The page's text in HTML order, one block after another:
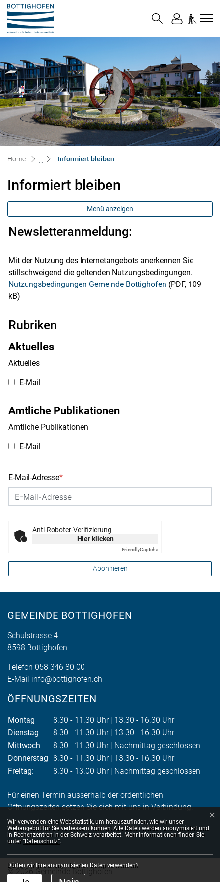
Bottighofen
Home Informiert bleiben
Informiert bleiben
Menü anzeigen
Newsletteranmeldung:
Mit der Nutzung des Internetangebots anerkennen Sie
stillschweigend die geltenden Nutzungsbedingungen.
Nutzungsbedingungen Gemeinde Bottighofen (PDF, 109
kB)
Rubriken
Aktuelles
Aktuelles
E-Mail
Amtliche Publikationen
Amtliche Publikationen
E-Mail
E-Mail-Adresse*
Anti-Roboter-Verifizierung
Hier klicken
FriendlyCaptcha
Abonnieren
GEMEINDE BOTTIGHOFEN
Schulstrasse 4
8598 Bottighofen
Telefon 058 346 80 00
E-Mail info@bottighofen.ch
ÖFFNUNGSZEITEN
Montag
8.30 - 11.30 Uhr | 13.30 - 16.30 Uhr
Dienstag
8.30 - 11.30 Uhr | 13.30 - 16.30 Uhr
Mittwoch
8.30 - 11.30 Uhr | Nachmittag geschlossen
Donnerstag 8.30 - 11.30 Uhr | 13.30 - 16.30 Uhr
Freitag:
8.30 - 13.00 Uhr | Nachmittag geschlossen
Für einen Termin ausserhalb der ordentlichen
Öffnungszeiten setzen Sie sich mit uns in Verbindung.
Das Steueramt bleibt freitags geschlossen.
© 2026 Gemeinde Bottighofen
Webstatistik
Wir verwenden eine Webstatistik, um herauszufinden, wie wir unser
Webangebot für Sie verbessern können. Alle Daten werden anonymisiert und
in Rechenzentren in der Schweiz verarbeitet. Mehr Informationen finden Sie
unter“Datenschutz“.
Dürfen wir Ihre anonymisierten Daten verwenden?
×